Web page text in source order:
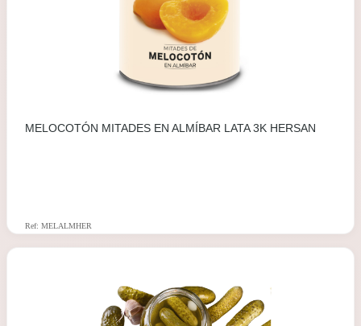
MELOCOTÓN MITADES EN ALMÍBAR LATA 3K HERSAN
Ref: MELALMHER